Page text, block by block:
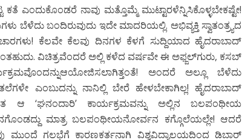
ಎಂದುಕೊಂಡರೆ ನಾವು ಮತ್ತೊಮ್ಮೆ ಮುಟ್ಟಾರಳೆನ್ನಿಸಿಕೊಳ್ಳಬೇಕಷ್ಟೇ!
ಬೆಳೆದು ಬಂದಿರುವುದು ಇದೇ ಮಾದರಿಯಲ್ಲಿ. ಅಭಿವ್ಯಕ್ತಿ ಸ್ವಾತಂತ್ರ್ಯದ
ಕೆಲವೇ ಕೆಲವು ದಿನಗಳ ಕೆಳಗೆ ಸುದ್ದಿಯಾದ ಹೈದರಾಬಾದ್‍
ವಿಚಿತ್ರವೆಂದರೆ ಅಲ್ಲಿ ಕಳೆದ ವರ್ಷವೇ ಈ ಅಫ್ಜಲ್‍ಗುರು, ಕಸಬ್‍
ಅಂದರೆ ಅಲ್ಲೂ ಬೆಳೆದು
ಎಂಬುದನ್ನು ನಾನಿಲ್ಲಿ ಬೇರೆ ಹೇಳಬೇಕಾಗಿಲ್ಲ! ಹೈದರಾಬಾದ್‍
ಆ ‘ಘನಂದಾರಿ’ ಕಾರ್ಯಕ್ರಮವನ್ನು ಅಲ್ಲಿನ ಬಲಪಂಥೀಯ
ಮಾತ್ರ ಬಲಪಂಥೀಯನೋರ್ವನ ಕಗ್ಗೊಲೆಯಲ್ಲೇ! ಆದರೆ
ಮುಂದೆ ಗಲಭೆಗೆ ಕಾರಣಕರ್ತನಾಗಿ ವಿಶ್ವವಿದ್ಯಾಲಯದಿಂದ ಡಿಬಾರ್‍